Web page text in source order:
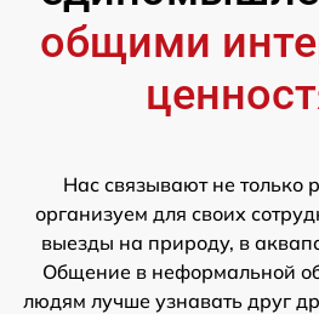
общими
Нас связывают не только
организуем для своих
выезды на природу, в
Общение в неформальной
людям лучше узнавать друг